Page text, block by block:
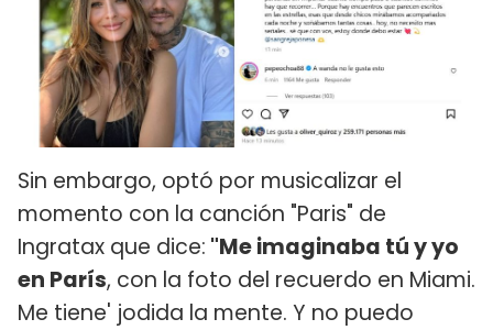
Sin embargo, optó por musicalizar el
momento con la canción "Paris" de
Ingratax que dice: "Me imaginaba tú y yo
en París, con la foto del recuerdo en Miami.
Me tiene' jodida la mente. Y no puedo